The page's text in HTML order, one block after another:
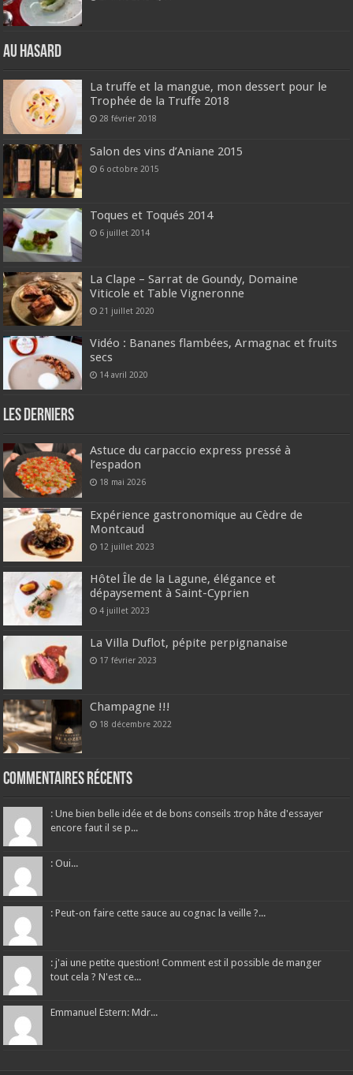
Au hasard
La truffe et la mangue, mon dessert pour le
Trophée de la Truffe 2018
28 février 2018
Salon des vins d’Aniane 2015
6 octobre 2015
Toques et Toqués 2014
6 juillet 2014
La Clape – Sarrat de Goundy, Domaine
Viticole et Table Vigneronne
21 juillet 2020
Vidéo : Bananes flambées, Armagnac et fruits
secs
14 avril 2020
Les derniers
Astuce du carpaccio express pressé à
l’espadon
18 mai 2026
Expérience gastronomique au Cèdre de
Montcaud
12 juillet 2023
Hôtel Île de la Lagune, élégance et
dépaysement à Saint-Cyprien
4 juillet 2023
La Villa Duflot, pépite perpignanaise
17 février 2023
Champagne !!!
18 décembre 2022
Commentaires récents
: Une bien belle idée et de bons conseils :trop hâte d'essayer
encore faut il se p...
: Oui...
: Peut-on faire cette sauce au cognac la veille ?...
: j'ai une petite question! Comment est il possible de manger
tout cela ? N'est ce...
Emmanuel Estern: Mdr...